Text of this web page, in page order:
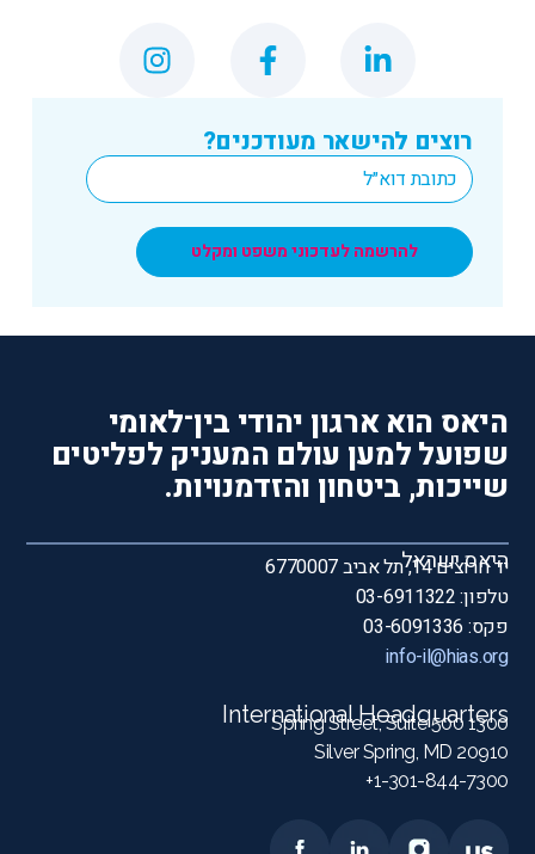
רוצים להישאר מעודכנים?
Email
*
להרשמה לעדכוני משפט ומקלט
היאס הוא ארגון יהודי בין־לאומי
שפועל למען עולם המעניק לפליטים
שייכות, ביטחון והזדמנויות.
היאס ישראל
יד חרוצים 14, תל אביב 6770007
טלפון: 03-6911322
פקס: 03-6091336
info-il@hias.org
International Headquarters
1300 Spring Street, Suite 500
Silver Spring, MD 20910
1-301-844-7300+